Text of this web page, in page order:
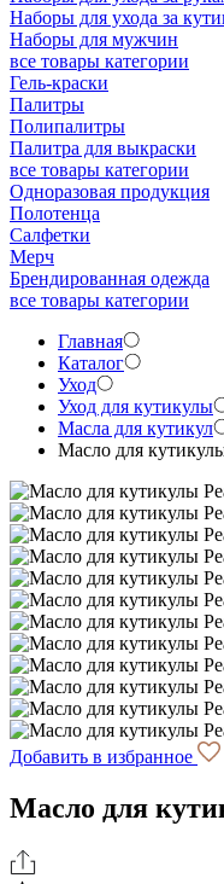
Наборы для ухода за
Наборы для мужчин
все товары категории
Гель-краски
Палитры
Полипалитры
Палитра для выкраски
все товары категории
Одноразовая продукция
Полотенца
Салфетки
Мерч
Брендированная одежда
все товары категории
Главная
Каталог
Уход
Уход для кутикулы
Масла для кутикул
Масло для
Добавить в избранное
Масло для